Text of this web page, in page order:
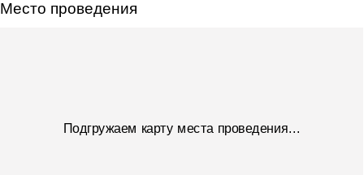
Место проведения
Подгружаем карту места проведения...